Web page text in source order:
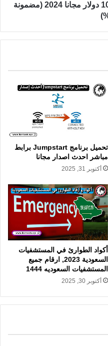
بطاقة فيزا إفتراضية مشحونة 100 دولار مجانا 2024 (مضمونة
تحميل برنامج Jumpstart برابط
مباشر احدث اصدار مجانا
أكتوبر 31, 2025
أكواد الطوارئ في المستشفيات
السعودية 2023, ارقام جميع
المستشفيات السعوديه 1444
أكتوبر 30, 2025